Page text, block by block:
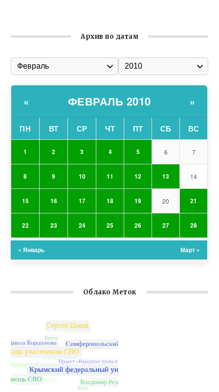
Архив по датам
« ФЕВРАЛЬ 2010 »
ПН ВТ СР ЧТ ПТ СБ ВС
1 2 3 4 5 6 7
8 9 10 11 12 13 14
15 16 17 18 19 20 21
22 23 24 25 26 27 28
« Январь Март »
Облако Меток